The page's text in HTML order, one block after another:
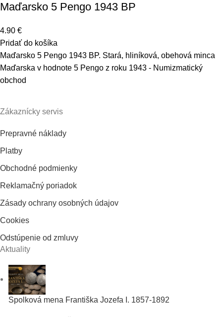
Maďarsko 5 Pengo 1943 BP
4.90 €
Pridať do košíka
Maďarsko 5 Pengo 1943 BP. Stará, hliníková, obehová minca
Maďarska v hodnote 5 Pengo z roku 1943 - Numizmatický
obchod
Zákaznícky servis
Prepravné náklady
Platby
Obchodné podmienky
Reklamačný poriadok
Zásady ochrany osobných údajov
Cookies
Odstúpenie od zmluvy
Aktuality
Spolková mena Františka Jozefa I. 1857-1892